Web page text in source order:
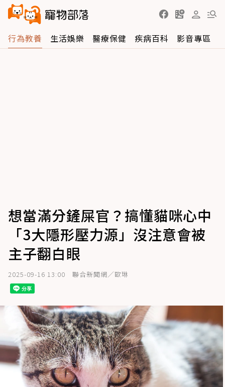
行為教養 生活娛樂 醫療保健 疾病百科 影音專區
想當滿分鏟屎官？搞懂貓咪心中
「3大隱形壓力源」沒注意會被
主子翻白眼
2025-09-16 13:00 聯合新聞網／歐琳